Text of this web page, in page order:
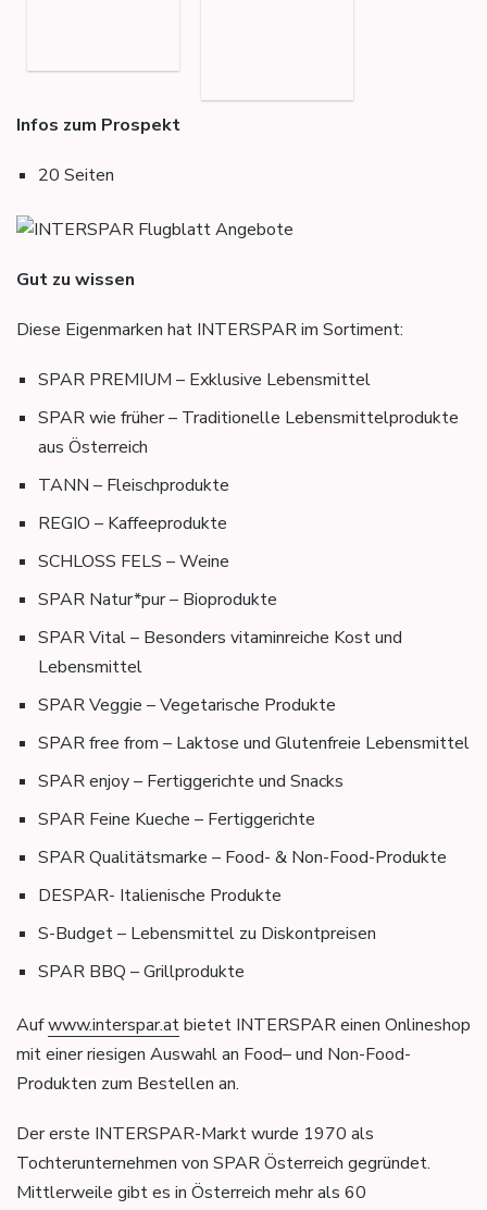
Infos zum Prospekt
20 Seiten
Gut zu wissen
Diese Eigenmarken hat INTERSPAR im Sortiment:
SPAR PREMIUM – Exklusive Lebensmittel
SPAR wie früher – Traditionelle Lebensmittelprodukte
aus Österreich
TANN – Fleischprodukte
REGIO – Kaffeeprodukte
SCHLOSS FELS – Weine
SPAR Natur*pur – Bioprodukte
SPAR Vital – Besonders vitaminreiche Kost und
Lebensmittel
SPAR Veggie – Vegetarische Produkte
SPAR free from – Laktose und Glutenfreie Lebensmittel
SPAR enjoy – Fertiggerichte und Snacks
SPAR Feine Kueche – Fertiggerichte
SPAR Qualitätsmarke – Food- & Non-Food-Produkte
DESPAR- Italienische Produkte
S-Budget – Lebensmittel zu Diskontpreisen
SPAR BBQ – Grillprodukte
Aufwww.interspar.atbietet INTERSPAR einen Onlineshop
mit einer riesigen Auswahl an Food– und Non-Food-
Produkten zum Bestellen an.
Der erste INTERSPAR-Markt wurde 1970 als
Tochterunternehmen von SPAR Österreich gegründet.
Mittlerweile gibt es in Österreich mehr als 60